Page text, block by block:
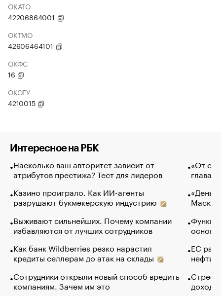
ОКАТО
42206864001
ОКТМО
42606464101
ОКФС
16
ОКОГУ
4210015
Интересное на РБК
Насколько ваш авторитет зависит от
атрибутов престижа? Тест для лидеров
Казино проиграло. Как ИИ-агенты
разрушают букмекерскую индустрию
Выживают сильнейших. Почему компании
избавляются от лучших сотрудников
Как банк Wildberries резко нарастил
кредиты селлерам до атак на склады
Сотрудники открыли новый способ вредить
компаниям. Зачем им это
«От
глава
Маск в
основ
ЕС
нефти